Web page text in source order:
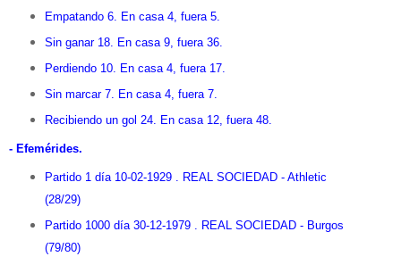
Empatando 6. En casa 4, fuera 5.
Sin ganar 18. En casa 9, fuera 36.
Perdiendo 10. En casa 4, fuera 17.
Sin marcar 7. En casa 4, fuera 7.
Recibiendo un gol 24. En casa 12, fuera 48.
- Efemérides.
Partido 1 día 10-02-1929 . REAL SOCIEDAD - Athletic
(28/29)
Partido 1000 día 30-12-1979 . REAL SOCIEDAD - Burgos
(79/80)